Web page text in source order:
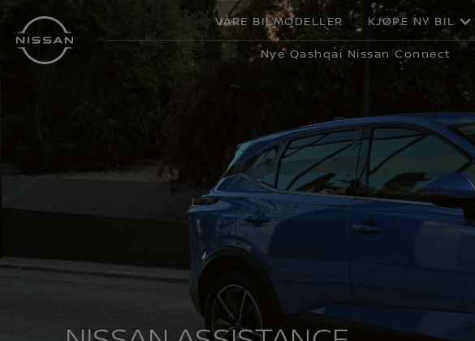
Gå
hovedinnhold
VÅRE BILMODELLER KJØPE NY BIL
Nye Qashqai Nissan Connect